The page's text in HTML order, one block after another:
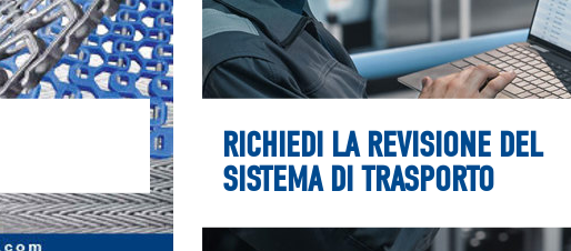
RICHIEDI LA REVISIONE DEL
SISTEMA DI TRASPORTO